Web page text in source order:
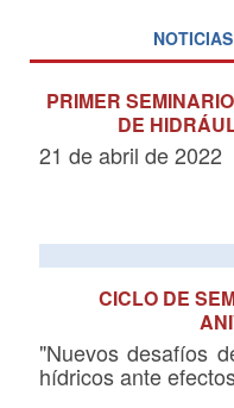
PRIMER
DE
21 de abril de 2022
CICLO DE
"Nuevos desafíos
hídricos ante